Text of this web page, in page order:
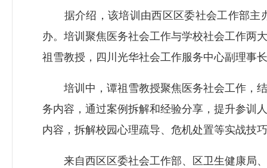
据介绍，该培训由西区区委社会工作部主
办。培训聚焦医务社会工作与学校社会工作两
祖雪教授，四川光华社会工作服务中心副理事
培训中，谭祖雪教授聚焦医务社会工作，结
务内容，通过案例拆解和经验分享，提升参训
内容，拆解校园心理疏导、危机处置等实战技
来自西区区委社会工作部、区卫生健康局、